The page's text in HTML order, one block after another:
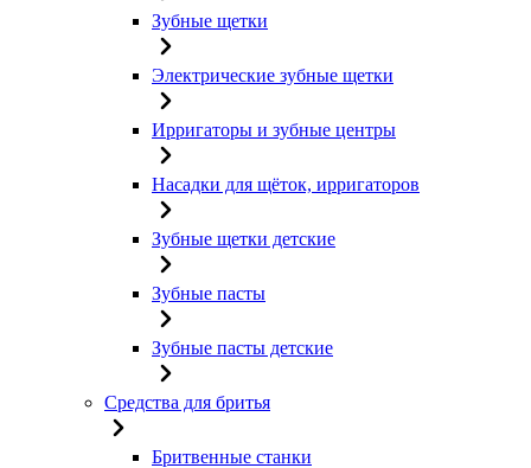
Зубные щетки
Электрические зубные щетки
Ирригаторы и зубные центры
Насадки для щёток, ирригаторов
Зубные щетки детские
Зубные пасты
Зубные пасты детские
Средства для бритья
Бритвенные станки